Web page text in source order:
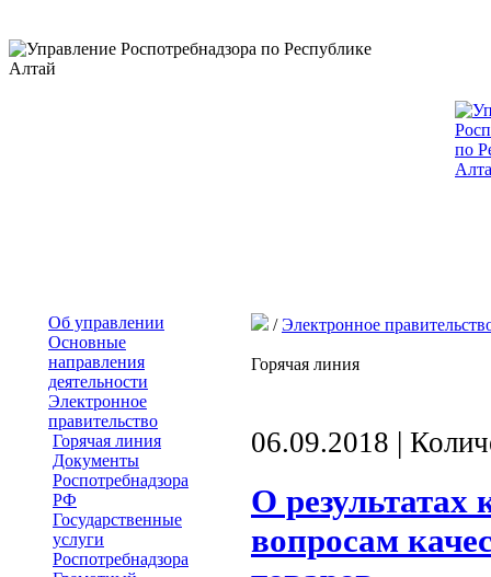
Об управлении
Основные
направления
деятельности
Электронное
правительство
Горячая линия
Документы
Роспотребнадзора
РФ
Государственные
услуги
Роспотребнадзора
/Электронное
Горячая линия
06.09.2018 |
О результатах
вопросам